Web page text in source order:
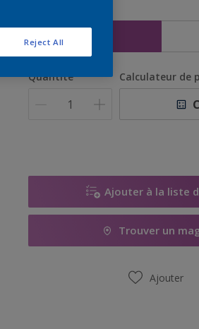
Quantité Calculateur de
Ajouter à la liste
Trouver un
Ajouter
Reject All